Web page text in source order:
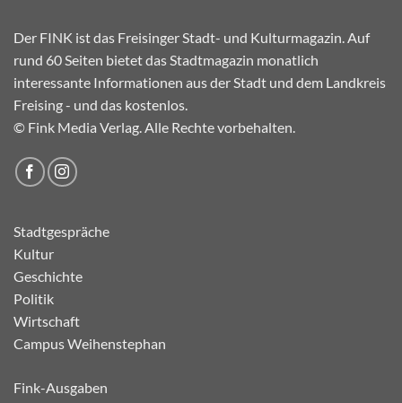
Der FINK ist das Freisinger Stadt- und Kulturmagazin. Auf
rund 60 Seiten bietet das Stadtmagazin monatlich
interessante Informationen aus der Stadt und dem Landkreis
Freising - und das kostenlos.
© Fink Media Verlag. Alle Rechte vorbehalten.
Stadtgespräche
Kultur
Geschichte
Politik
Wirtschaft
Campus Weihenstephan
Fink-Ausgaben